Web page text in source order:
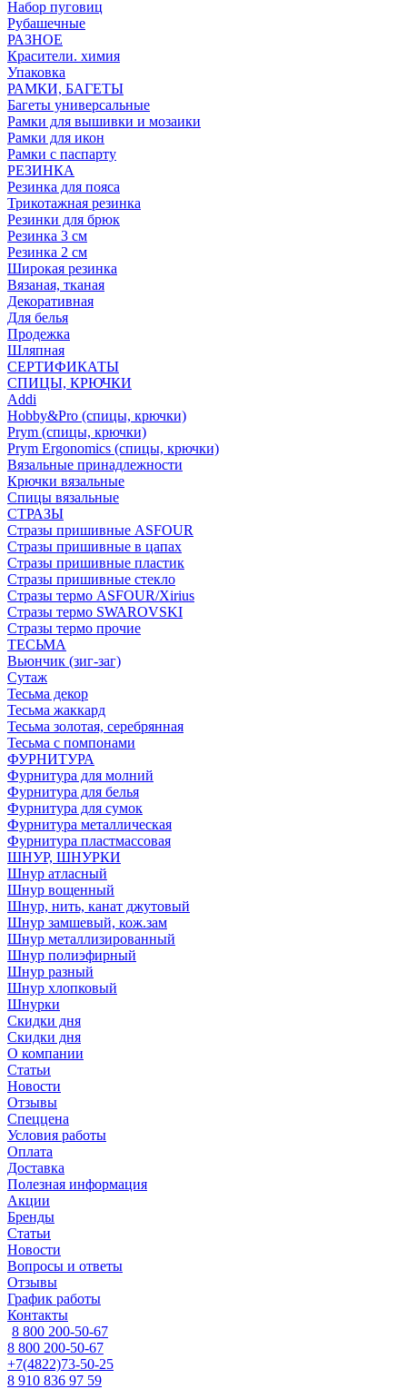
Набор пуговиц
Рубашечные
РАЗНОЕ
Красители. химия
Упаковка
РАМКИ, БАГЕТЫ
Багеты универсальные
Рамки для вышивки и мозаики
Рамки для икон
Рамки с паспарту
РЕЗИНКА
Резинка для пояса
Трикотажная резинка
Резинки для брюк
Резинка 3 см
Резинка 2 см
Широкая резинка
Вязаная, тканая
Декоративная
Для белья
Продежка
Шляпная
СЕРТИФИКАТЫ
СПИЦЫ, КРЮЧКИ
Addi
Hobby&Pro (спицы, крючки)
Prym (спицы, крючки)
Prym Ergonomics (спицы, крючки)
Вязальные принадлежности
Крючки вязальные
Спицы вязальные
СТРАЗЫ
Стразы пришивные ASFOUR
Стразы пришивные в цапах
Стразы пришивные пластик
Стразы пришивные стекло
Стразы термо ASFOUR/Xirius
Стразы термо SWAROVSKI
Стразы термо прочие
ТЕСЬМА
Вьюнчик (зиг-заг)
Сутаж
Тесьма декор
Тесьма жаккард
Тесьма золотая, серебрянная
Тесьма с помпонами
ФУРНИТУРА
Фурнитура для молний
Фурнитура для белья
Фурнитура для сумок
Фурнитура металлическая
Фурнитура пластмассовая
ШНУР, ШНУРКИ
Шнур атласный
Шнур вощенный
Шнур, нить, канат джутовый
Шнур замшевый, кож.зам
Шнур металлизированный
Шнур полиэфирный
Шнур разный
Шнур хлопковый
Шнурки
Скидки дня
Скидки дня
О компании
Статьи
Новости
Отзывы
Спеццена
Условия работы
Оплата
Доставка
Полезная информация
Акции
Бренды
Статьи
Новости
Вопросы и ответы
Отзывы
График работы
Контакты
8 800 200-50-67
8 800 200-50-67
+7(4822)73-50-25
8 910 836 97 59